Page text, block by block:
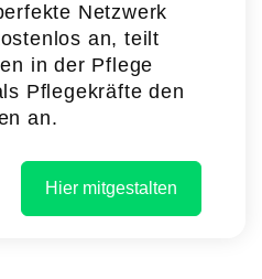
Netzwerk
an, teilt
in der Pflege
Pflegekräfte den
an.
Hier mitgestalten